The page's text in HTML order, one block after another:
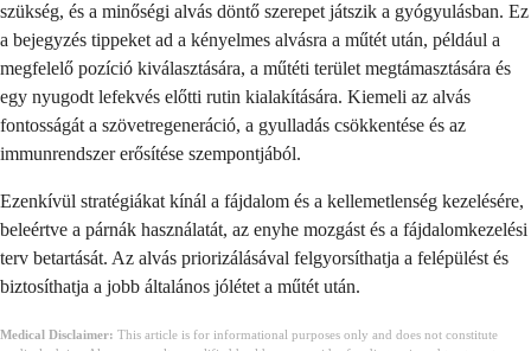
szükség, és a minőségi alvás döntő szerepet játszik a gyógyulásban. Ez
a bejegyzés tippeket ad a kényelmes alvásra a műtét után, például a
megfelelő pozíció kiválasztására, a műtéti terület megtámasztására és
egy nyugodt lefekvés előtti rutin kialakítására. Kiemeli az alvás
fontosságát a szövetregeneráció, a gyulladás csökkentése és az
immunrendszer erősítése szempontjából.
Ezenkívül stratégiákat kínál a fájdalom és a kellemetlenség kezelésére,
beleértve a párnák használatát, az enyhe mozgást és a fájdalomkezelési
terv betartását. Az alvás priorizálásával felgyorsíthatja a felépülést és
biztosíthatja a jobb általános jólétet a műtét után.
Medical Disclaimer: This article is for informational purposes only and does not constitute